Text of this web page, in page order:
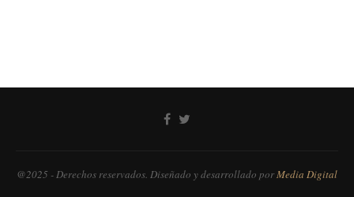
@2025 - Derechos reservados. Diseñado y desarrollado porMedia Digital